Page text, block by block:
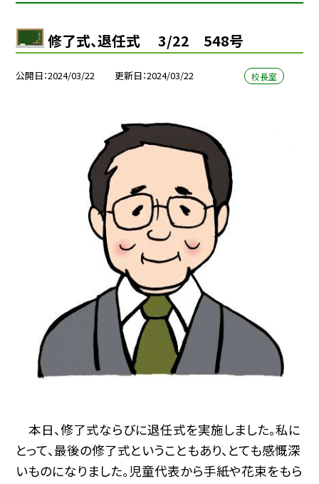
修了式、退任式 3/22 548号
公開日 2024/03/22 更新日 2024/03/22 校長室
本日、修了式ならびに退任式を実施しました。私に
とって、最後の修了式ということもあり、とても感慨深
いものになりました。児童代表から手紙や花束をもら